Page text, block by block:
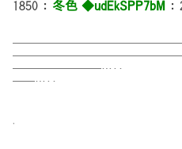
1850 ： 冬色 ◆udEkSPP7bM ：
━━━━━━━━…‥
━━…‥